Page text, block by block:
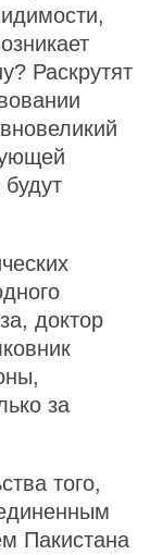
Раскрутят
доктор
за
того,
Пакистана